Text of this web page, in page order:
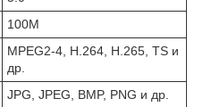
100M
MPEG2-4, H.264, H.265, TS и
др.
JPG, JPEG, BMP, PNG и др.